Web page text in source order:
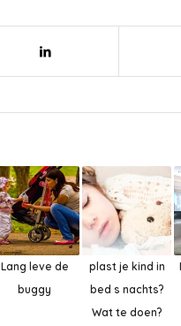
Lang leve de
buggy
plast je kind in
bed s nachts?
Wat te doen?